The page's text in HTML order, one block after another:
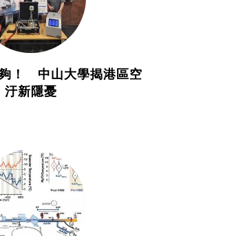
！ 中山大學揭港區空
汙新隱憂